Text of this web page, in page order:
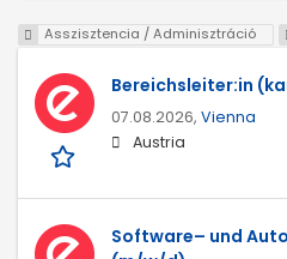
Asszisztencia / Adminisztráció
Bereichsleiter:in
07.08.2026, Vienna
Austria
Software– und